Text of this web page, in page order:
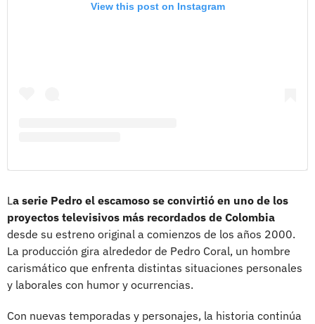
View this post on Instagram
La serie Pedro el escamoso se convirtió en uno de los
proyectos televisivos más recordados de Colombia
desde su estreno original a comienzos de los años 2000.
La producción gira alrededor de Pedro Coral, un hombre
carismático que enfrenta distintas situaciones personales
y laborales con humor y ocurrencias.
Con nuevas temporadas y personajes, la historia continúa